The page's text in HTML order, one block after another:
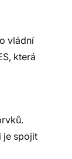
vládní
která
je spojit